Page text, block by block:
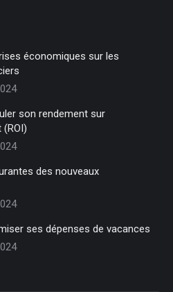
économiques sur les
son rendement sur
des nouveaux
ses dépenses de vacances